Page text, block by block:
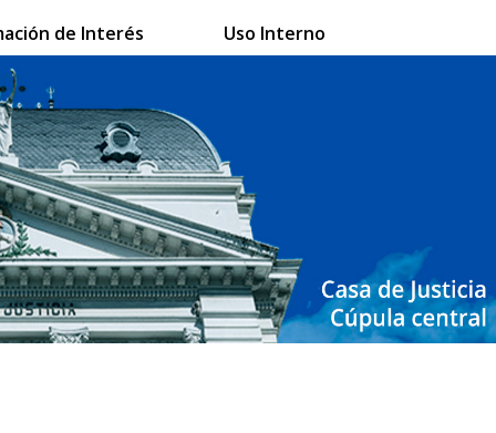
de Interés Uso Interno